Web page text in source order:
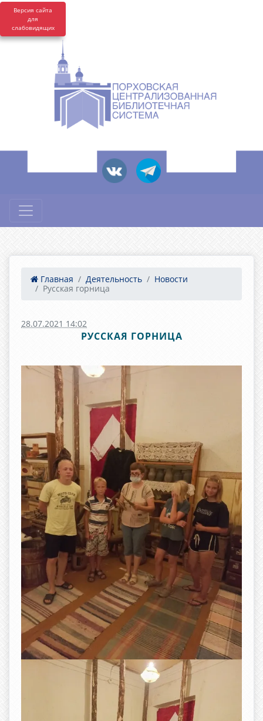
Версия сайта
для
слабовидящих
Главная Деятельность
Новости
Русская горница
28.07.2021 14:02
РУССКАЯ ГОРНИЦА